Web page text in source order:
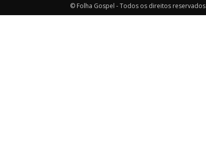
© Folha Gospel - Todos os direitos reservados